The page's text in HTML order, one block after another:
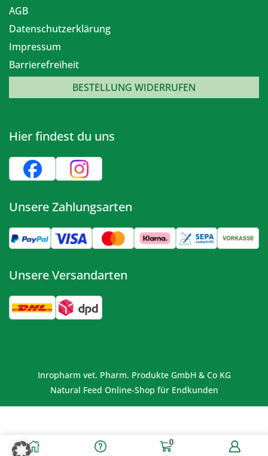
0
AGB
Datenschutzerklärung
Impressum
Barrierefreiheit
BESTELLUNG WIDERRUFEN
Hier findest du uns
Unsere Zahlungsarten
Unsere Versandarten
Inropharm vet. Pharm. Produkte GmbH & Co KG
Natural Feed Online-Shop für Endkunden